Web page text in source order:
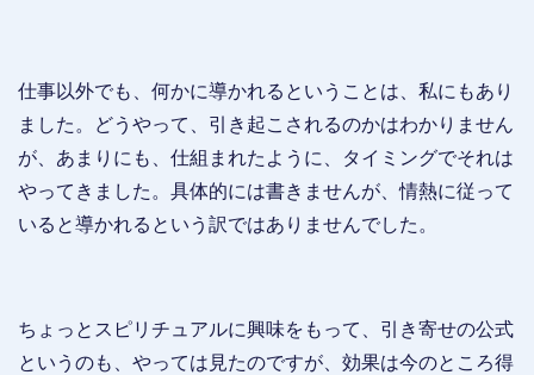
仕事以外でも、何かに導かれるということは、私にもあり
ました。どうやって、引き起こされるのかはわかりません
が、あまりにも、仕組まれたように、タイミングでそれは
やってきました。具体的には書きませんが、情熱に従って
いると導かれるという訳ではありませんでした。
ちょっとスピリチュアルに興味をもって、引き寄せの公式
というのも、やっては見たのですが、効果は今のところ得